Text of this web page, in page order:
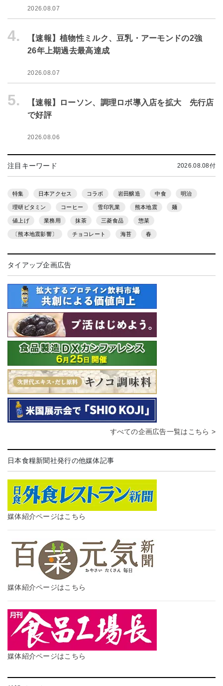
2026.08.07
4.
【速報】植物性ミルク、豆乳・アーモンドの2強
26年上期過去最高達成
2026.08.07
5.
【速報】ローソン、調理ロボ導入店を拡大 先行店
で好評
2026.08.06
注目キーワード 2026.08.08付
特集 日本アクセス コラボ 岩田醸造 中食 明治
理研ビタミン コーヒー 雪印乳業 熊本地震 麺
値上げ 業務用 抹茶 三菱食品 惣菜
〔熊本地震影響〕 チョコレート 海苔 春
タイアップ企画広告
すべての企画広告一覧はこちら >
日本食糧新聞社発行の他媒体記事
媒体紹介ページはこちら
媒体紹介ページはこちら
媒体紹介ページはこちら